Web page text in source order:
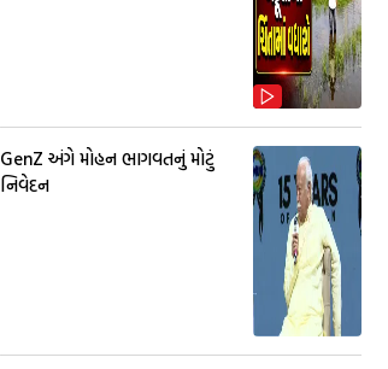
GenZ અંગે મોહન ભાગવતનું મોટું
નિવેદન